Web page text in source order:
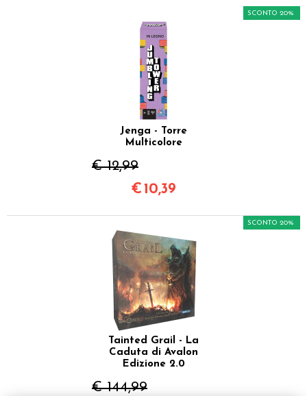
Jenga - Torre
Multicolore
€ 12,99
SCONTO 20%
€ 10,39
Tainted Grail - La
Caduta di Avalon
Edizione 2.0
€ 144,99
SCONTO 20%